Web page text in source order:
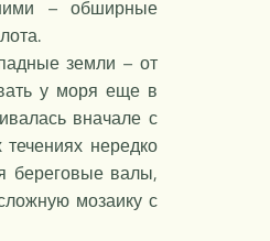
– обширные
земли – от
у моря еще в
вначале с
нередко
береговые валы,
мозаику с